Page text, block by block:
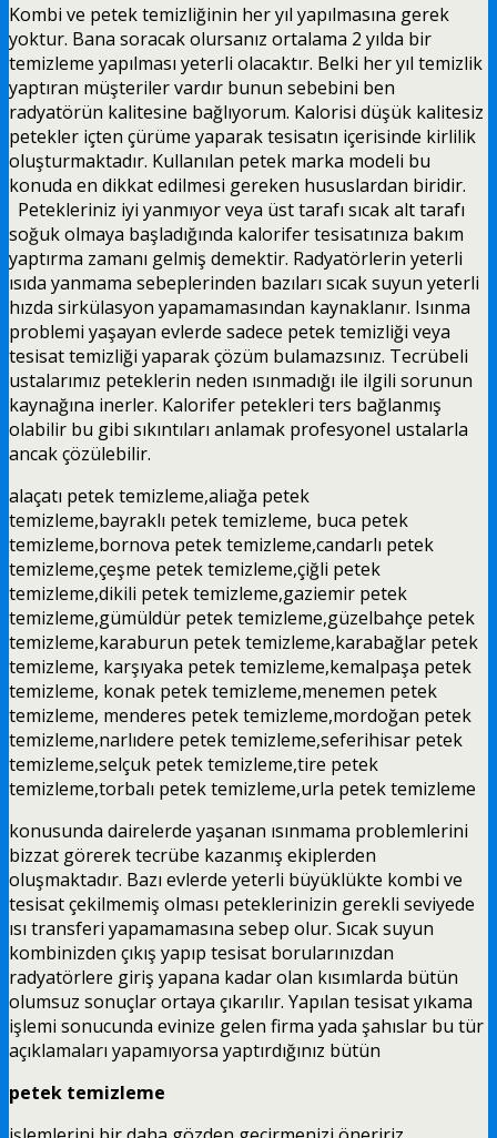
Kombi ve petek temizliğinin her yıl yapılmasına gerek
yoktur. Bana soracak olursanız ortalama 2 yılda bir
temizleme yapılması yeterli olacaktır. Belki her yıl temizlik
yaptıran müşteriler vardır bunun sebebini ben
radyatörün kalitesine bağlıyorum. Kalorisi düşük kalitesiz
petekler içten çürüme yaparak tesisatın içerisinde kirlilik
oluşturmaktadır. Kullanılan petek marka modeli bu
konuda en dikkat edilmesi gereken hususlardan biridir.
Petekleriniz iyi yanmıyor veya üst tarafı sıcak alt tarafı
soğuk olmaya başladığında kalorifer tesisatınıza bakım
yaptırma zamanı gelmiş demektir. Radyatörlerin yeterli
ısıda yanmama sebeplerinden bazıları sıcak suyun yeterli
hızda sirkülasyon yapamamasından kaynaklanır. Isınma
problemi yaşayan evlerde sadece petek temizliği veya
tesisat temizliği yaparak çözüm bulamazsınız. Tecrübeli
ustalarımız peteklerin neden ısınmadığı ile ilgili sorunun
kaynağına inerler. Kalorifer petekleri ters bağlanmış
olabilir bu gibi sıkıntıları anlamak profesyonel ustalarla
ancak çözülebilir.
alaçatı petek temizleme,aliağa petek
temizleme,bayraklı petek temizleme, buca petek
temizleme,bornova petek temizleme,candarlı petek
temizleme,çeşme petek temizleme,çiğli petek
temizleme,dikili petek temizleme,gaziemir petek
temizleme,gümüldür petek temizleme,güzelbahçe petek
temizleme,karaburun petek temizleme,karabağlar petek
temizleme, karşıyaka petek temizleme,kemalpaşa petek
temizleme, konak petek temizleme,menemen petek
temizleme, menderes petek temizleme,mordoğan petek
temizleme,narlıdere petek temizleme,seferihisar petek
temizleme,selçuk petek temizleme,tire petek
temizleme,torbalı petek temizleme,urla petek temizleme
konusunda dairelerde yaşanan ısınmama problemlerini
bizzat görerek tecrübe kazanmış ekiplerden
oluşmaktadır. Bazı evlerde yeterli büyüklükte kombi ve
tesisat çekilmemiş olması peteklerinizin gerekli seviyede
ısı transferi yapamamasına sebep olur. Sıcak suyun
kombinizden çıkış yapıp tesisat borularınızdan
radyatörlere giriş yapana kadar olan kısımlarda bütün
olumsuz sonuçlar ortaya çıkarılır. Yapılan tesisat yıkama
işlemi sonucunda evinize gelen firma yada şahıslar bu tür
açıklamaları yapamıyorsa yaptırdığınız bütün
petek temizleme